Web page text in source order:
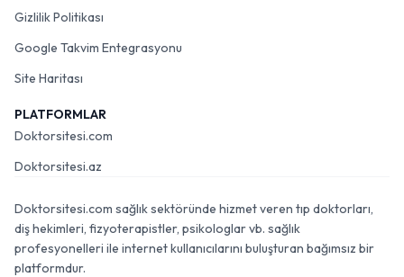
Gizlilik Politikası
Google Takvim Entegrasyonu
Site Haritası
PLATFORMLAR
Doktorsitesi.com
Doktorsitesi.az
Doktorsitesi.com sağlık sektöründe hizmet veren tıp doktorları,
diş hekimleri, fizyoterapistler, psikologlar vb. sağlık
profesyonelleri ile internet kullanıcılarını buluşturan bağımsız bir
platformdur.